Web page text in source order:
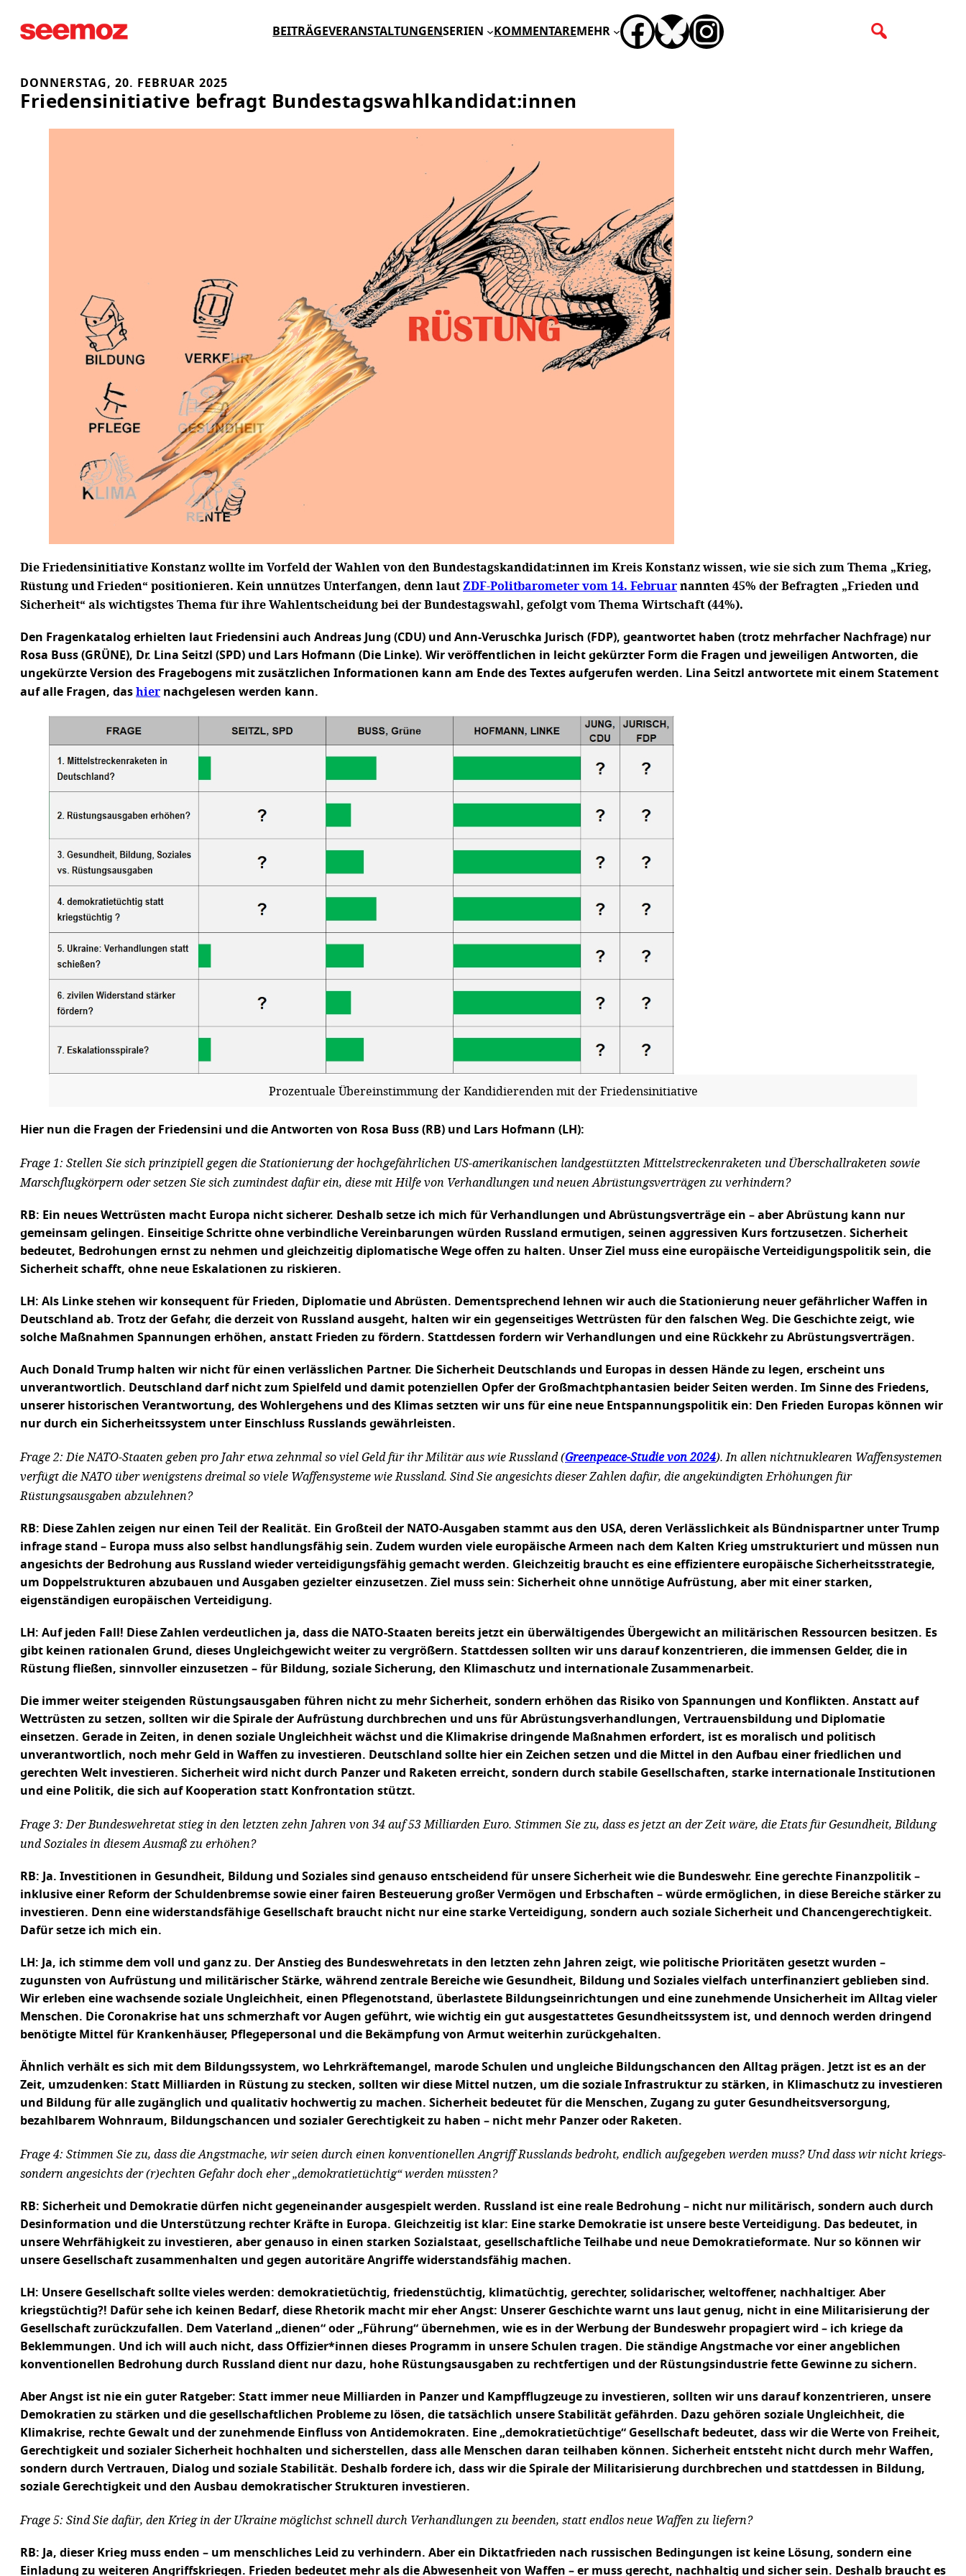
Inhalt
BEITRÄGEVERANSTALTUNGENSERIEN KOMMENTARE MEHR FACEBOOK
BLUESKYINSTAGRAM
DONNERSTAG, 20. FEBRUAR 2025
Friedensinitiative befragt Bundestagswahlkandidat:innen
Die Friedensinitiative Konstanz wollte im Vorfeld der Wahlen von den Bundestagskandidat:innen im Kreis Konstanz wissen, wie sie sich zum Thema „Krieg,
Rüstung und Frieden“ positionieren. Kein unnützes Unterfangen, denn lautZDF-Politbarometer vom 14. Februarnannten 45% der Befragten „Frieden und
Sicherheit“ als wichtigstes Thema für ihre Wahlentscheidung bei der Bundestagswahl, gefolgt vom Thema Wirtschaft (44%).
Den Fragenkatalog erhielten laut Friedensini auch Andreas Jung (CDU) und Ann-Veruschka Jurisch (FDP), geantwortet haben (trotz mehrfacher Nachfrage) nur
Rosa Buss (GRÜNE), Dr. Lina Seitzl (SPD) und Lars Hofmann (Die Linke). Wir veröffentlichen in leicht gekürzter Form die Fragen und jeweiligen Antworten, die
ungekürzte Version des Fragebogens mit zusätzlichen Informationen kann am Ende des Textes aufgerufen werden. Lina Seitzl antwortete mit einem Statement
auf alle Fragen, das hier nachgelesen werden kann.
Prozentuale Übereinstimmung der Kandidierenden mit der Friedensinitiative
Hier nun die Fragen der Friedensini und die Antworten von Rosa Buss (RB) und Lars Hofmann (LH):
Frage 1: Stellen Sie sich prinzipiell gegen die Stationierung der hochgefährlichen US-amerikanischen landgestützten Mittelstreckenraketen und Überschallraketen sowie
Marschflugkörpern oder setzen Sie sich zumindest dafür ein, diese mit Hilfe von Verhandlungen und neuen Abrüstungsverträgen zu verhindern?
RB: Ein neues Wettrüsten macht Europa nicht sicherer. Deshalb setze ich mich für Verhandlungen und Abrüstungsverträge ein – aber Abrüstung kann nur
gemeinsam gelingen. Einseitige Schritte ohne verbindliche Vereinbarungen würden Russland ermutigen, seinen aggressiven Kurs fortzusetzen. Sicherheit
bedeutet, Bedrohungen ernst zu nehmen und gleichzeitig diplomatische Wege offen zu halten. Unser Ziel muss eine europäische Verteidigungspolitik sein, die
Sicherheit schafft, ohne neue Eskalationen zu riskieren.
LH: Als Linke stehen wir konsequent für Frieden, Diplomatie und Abrüsten. Dementsprechend lehnen wir auch die Stationierung neuer gefährlicher Waffen in
Deutschland ab. Trotz der Gefahr, die derzeit von Russland ausgeht, halten wir ein gegenseitiges Wettrüsten für den falschen Weg. Die Geschichte zeigt, wie
solche Maßnahmen Spannungen erhöhen, anstatt Frieden zu fördern. Stattdessen fordern wir Verhandlungen und eine Rückkehr zu Abrüstungsverträgen.
Auch Donald Trump halten wir nicht für einen verlässlichen Partner. Die Sicherheit Deutschlands und Europas in dessen Hände zu legen, erscheint uns
unverantwortlich. Deutschland darf nicht zum Spielfeld und damit potenziellen Opfer der Großmachtphantasien beider Seiten werden. Im Sinne des Friedens,
unserer historischen Verantwortung, des Wohlergehens und des Klimas setzten wir uns für eine neue Entspannungspolitik ein: Den Frieden Europas können wir
nur durch ein Sicherheitssystem unter Einschluss Russlands gewährleisten.
Frage 2: Die NATO-Staaten geben pro Jahr etwa zehnmal so viel Geld für ihr Militär aus wie Russland (Greenpeace-Studie von 2024). In allen nichtnuklearen Waffensystemen
verfügt die NATO über wenigstens dreimal so viele Waffensysteme wie Russland. Sind Sie angesichts dieser Zahlen dafür, die angekündigten Erhöhungen für
Rüstungsausgaben abzulehnen?
RB: Diese Zahlen zeigen nur einen Teil der Realität. Ein Großteil der NATO-Ausgaben stammt aus den USA, deren Verlässlichkeit als Bündnispartner unter Trump
infrage stand – Europa muss also selbst handlungsfähig sein. Zudem wurden viele europäische Armeen nach dem Kalten Krieg umstrukturiert und müssen nun
angesichts der Bedrohung aus Russland wieder verteidigungsfähig gemacht werden. Gleichzeitig braucht es eine effizientere europäische Sicherheitsstrategie,
um Doppelstrukturen abzubauen und Ausgaben gezielter einzusetzen. Ziel muss sein: Sicherheit ohne unnötige Aufrüstung, aber mit einer starken,
eigenständigen europäischen Verteidigung.
LH: Auf jeden Fall! Diese Zahlen verdeutlichen ja, dass die NATO-Staaten bereits jetzt ein überwältigendes Übergewicht an militärischen Ressourcen besitzen. Es
gibt keinen rationalen Grund, dieses Ungleichgewicht weiter zu vergrößern. Stattdessen sollten wir uns darauf konzentrieren, die immensen Gelder, die in
Rüstung fließen, sinnvoller einzusetzen – für Bildung, soziale Sicherung, den Klimaschutz und internationale Zusammenarbeit.
Die immer weiter steigenden Rüstungsausgaben führen nicht zu mehr Sicherheit, sondern erhöhen das Risiko von Spannungen und Konflikten. Anstatt auf
Wettrüsten zu setzen, sollten wir die Spirale der Aufrüstung durchbrechen und uns für Abrüstungsverhandlungen, Vertrauensbildung und Diplomatie
einsetzen. Gerade in Zeiten, in denen soziale Ungleichheit wächst und die Klimakrise dringende Maßnahmen erfordert, ist es moralisch und politisch
unverantwortlich, noch mehr Geld in Waffen zu investieren. Deutschland sollte hier ein Zeichen setzen und die Mittel in den Aufbau einer friedlichen und
gerechten Welt investieren. Sicherheit wird nicht durch Panzer und Raketen erreicht, sondern durch stabile Gesellschaften, starke internationale Institutionen
und eine Politik, die sich auf Kooperation statt Konfrontation stützt.
Frage 3: Der Bundeswehretat stieg in den letzten zehn Jahren von 34 auf 53 Milliarden Euro. Stimmen Sie zu, dass es jetzt an der Zeit wäre, die Etats für Gesundheit, Bildung
und Soziales in diesem Ausmaß zu erhöhen?
RB: Ja. Investitionen in Gesundheit, Bildung und Soziales sind genauso entscheidend für unsere Sicherheit wie die Bundeswehr. Eine gerechte Finanzpolitik –
inklusive einer Reform der Schuldenbremse sowie einer fairen Besteuerung großer Vermögen und Erbschaften – würde ermöglichen, in diese Bereiche stärker zu
investieren. Denn eine widerstandsfähige Gesellschaft braucht nicht nur eine starke Verteidigung, sondern auch soziale Sicherheit und Chancengerechtigkeit.
Dafür setze ich mich ein.
LH: Ja, ich stimme dem voll und ganz zu. Der Anstieg des Bundeswehretats in den letzten zehn Jahren zeigt, wie politische Prioritäten gesetzt wurden –
zugunsten von Aufrüstung und militärischer Stärke, während zentrale Bereiche wie Gesundheit, Bildung und Soziales vielfach unterfinanziert geblieben sind.
Wir erleben eine wachsende soziale Ungleichheit, einen Pflegenotstand, überlastete Bildungseinrichtungen und eine zunehmende Unsicherheit im Alltag vieler
Menschen. Die Coronakrise hat uns schmerzhaft vor Augen geführt, wie wichtig ein gut ausgestattetes Gesundheitssystem ist, und dennoch werden dringend
benötigte Mittel für Krankenhäuser, Pflegepersonal und die Bekämpfung von Armut weiterhin zurückgehalten.
Ähnlich verhält es sich mit dem Bildungssystem, wo Lehrkräftemangel, marode Schulen und ungleiche Bildungschancen den Alltag prägen. Jetzt ist es an der
Zeit, umzudenken: Statt Milliarden in Rüstung zu stecken, sollten wir diese Mittel nutzen, um die soziale Infrastruktur zu stärken, in Klimaschutz zu investieren
und Bildung für alle zugänglich und qualitativ hochwertig zu machen. Sicherheit bedeutet für die Menschen, Zugang zu guter Gesundheitsversorgung,
bezahlbarem Wohnraum, Bildungschancen und sozialer Gerechtigkeit zu haben – nicht mehr Panzer oder Raketen.
Frage 4: Stimmen Sie zu, dass die Angstmache, wir seien durch einen konventionellen Angriff Russlands bedroht, endlich aufgegeben werden muss? Und dass wir nicht kriegs-
sondern angesichts der (r)echten Gefahr doch eher „demokratietüchtig“ werden müssten?
RB: Sicherheit und Demokratie dürfen nicht gegeneinander ausgespielt werden. Russland ist eine reale Bedrohung – nicht nur militärisch, sondern auch durch
Desinformation und die Unterstützung rechter Kräfte in Europa. Gleichzeitig ist klar: Eine starke Demokratie ist unsere beste Verteidigung. Das bedeutet, in
unsere Wehrfähigkeit zu investieren, aber genauso in einen starken Sozialstaat, gesellschaftliche Teilhabe und neue Demokratieformate. Nur so können wir
unsere Gesellschaft zusammenhalten und gegen autoritäre Angriffe widerstandsfähig machen.
LH: Unsere Gesellschaft sollte vieles werden: demokratietüchtig, friedenstüchtig, klimatüchtig, gerechter, solidarischer, weltoffener, nachhaltiger. Aber
kriegstüchtig?! Dafür sehe ich keinen Bedarf, diese Rhetorik macht mir eher Angst: Unserer Geschichte warnt uns laut genug, nicht in eine Militarisierung der
Gesellschaft zurückzufallen. Dem Vaterland „dienen“ oder „Führung“ übernehmen, wie es in der Werbung der Bundeswehr propagiert wird – ich kriege da
Beklemmungen. Und ich will auch nicht, dass Offizier*innen dieses Programm in unsere Schulen tragen. Die ständige Angstmache vor einer angeblichen
konventionellen Bedrohung durch Russland dient nur dazu, hohe Rüstungsausgaben zu rechtfertigen und der Rüstungsindustrie fette Gewinne zu sichern.
Aber Angst ist nie ein guter Ratgeber: Statt immer neue Milliarden in Panzer und Kampfflugzeuge zu investieren, sollten wir uns darauf konzentrieren, unsere
Demokratien zu stärken und die gesellschaftlichen Probleme zu lösen, die tatsächlich unsere Stabilität gefährden. Dazu gehören soziale Ungleichheit, die
Klimakrise, rechte Gewalt und der zunehmende Einfluss von Antidemokraten. Eine „demokratietüchtige“ Gesellschaft bedeutet, dass wir die Werte von Freiheit,
Gerechtigkeit und sozialer Sicherheit hochhalten und sicherstellen, dass alle Menschen daran teilhaben können. Sicherheit entsteht nicht durch mehr Waffen,
sondern durch Vertrauen, Dialog und soziale Stabilität. Deshalb fordere ich, dass wir die Spirale der Militarisierung durchbrechen und stattdessen in Bildung,
soziale Gerechtigkeit und den Ausbau demokratischer Strukturen investieren.
Frage 5: Sind Sie dafür, den Krieg in der Ukraine möglichst schnell durch Verhandlungen zu beenden, statt endlos neue Waffen zu liefern?
RB: Ja, dieser Krieg muss enden – um menschliches Leid zu verhindern. Aber ein Diktatfrieden nach russischen Bedingungen ist keine Lösung, sondern eine
Einladung zu weiteren Angriffskriegen. Frieden bedeutet mehr als die Abwesenheit von Waffen – er muss gerecht, nachhaltig und sicher sein. Deshalb braucht es